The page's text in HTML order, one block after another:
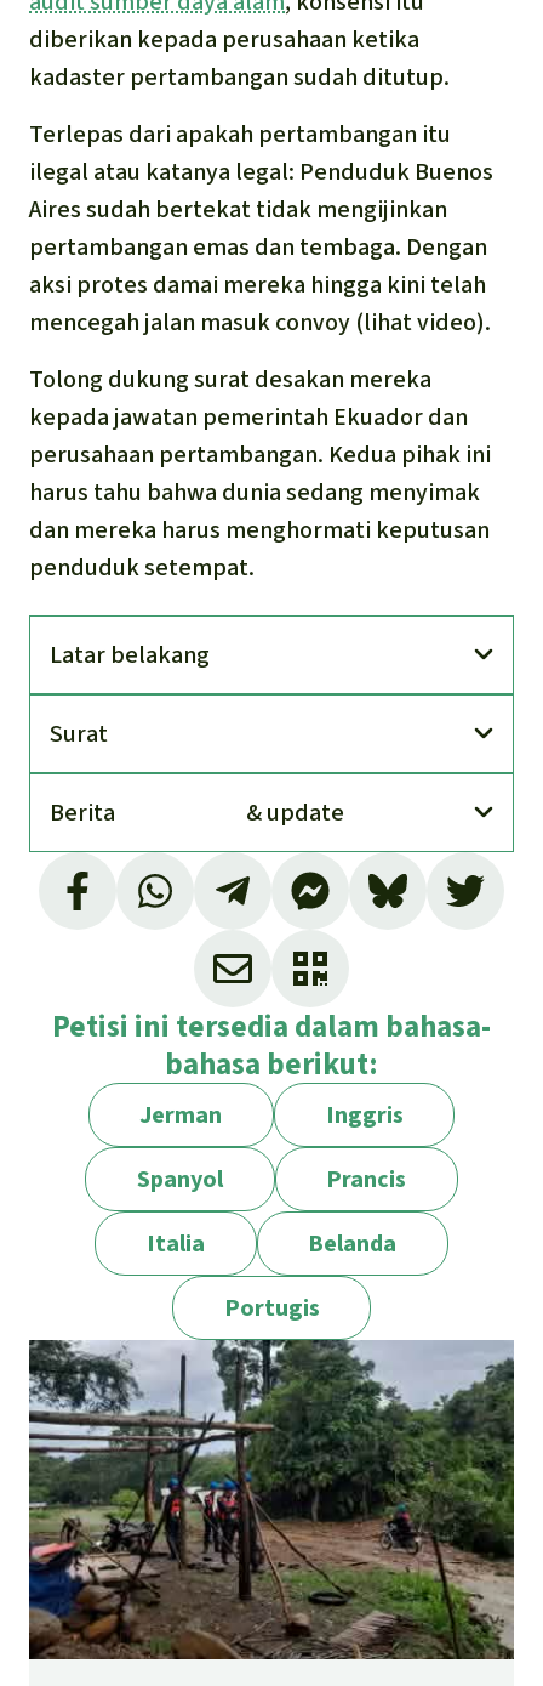
diberikan kepada perusahaan ketika
kadaster pertambangan sudah ditutup.
Terlepas dari apakah pertambangan itu
ilegal atau katanya legal: Penduduk Buenos
Aires sudah bertekat tidak mengijinkan
pertambangan emas dan tembaga. Dengan
aksi protes damai mereka hingga kini telah
mencegah jalan masuk convoy (lihat video).
Tolong dukung surat desakan mereka
kepada jawatan pemerintah Ekuador dan
perusahaan pertambangan. Kedua pihak ini
harus tahu bahwa dunia sedang menyimak
dan mereka harus menghormati keputusan
penduduk setempat.
Latar belakang
Surat
Berita & update
Hanrine Ecuadorian Exploration and Mining
SA (HEEM)
Contraloría General del Estado, Dirección
Nacional de Auditorías de Recursos
Naturales, Informe-DNA6-0009-2020, halaman
https://www.contraloria.gob.ec/WFDescarga.
aspx?id=61510&tipo=inf
Petisi ini tersedia dalam bahasa-
bahasa berikut:
Jerman
Inggris
Spanyol
Prancis
Italia
Belanda
Portugis